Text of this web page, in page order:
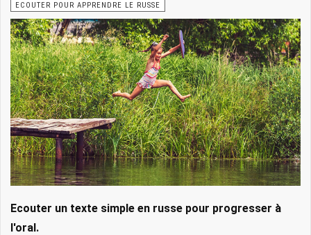
ECOUTER POUR APPRENDRE LE RUSSE
Ecouter un texte simple en russe pour progresser à
l'oral.